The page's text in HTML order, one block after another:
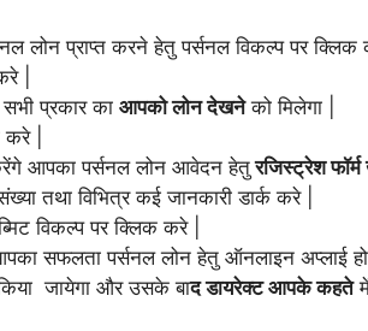
लोन प्राप्त करने हेतु पर्सनल विकल्प पर क्लिक
|
प्रकार का आपको लोन देखनेको मिलेगा |
|
आपका पर्सनल लोन आवेदन हेतुरजिस्ट्रेश
तथा विभित्र कई जानकारी डार्क करे |
विकल्प पर क्लिक करे |
सफलता पर्सनल लोन हेतु ऑनलाइन अप्लाई हो
जायेगा और उसके बाद डायरेक्ट आपके कहतेमें